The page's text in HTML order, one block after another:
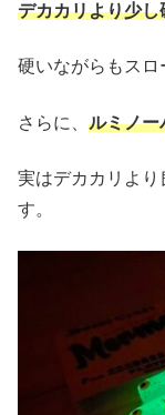
デカカリより少
硬いながらもスロ
さらに、 ルミノー
実はデカカリより
す。